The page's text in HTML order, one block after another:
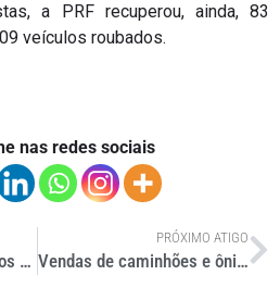
a PRF recuperou, ainda, 83
veículos roubados.
nas redes sociais
Para evitar nova greve dos caminhoneiros, governo mantém subsídio
PRÓXIMO ATIGO
Vendas de caminhões e ônibus seguem em alta